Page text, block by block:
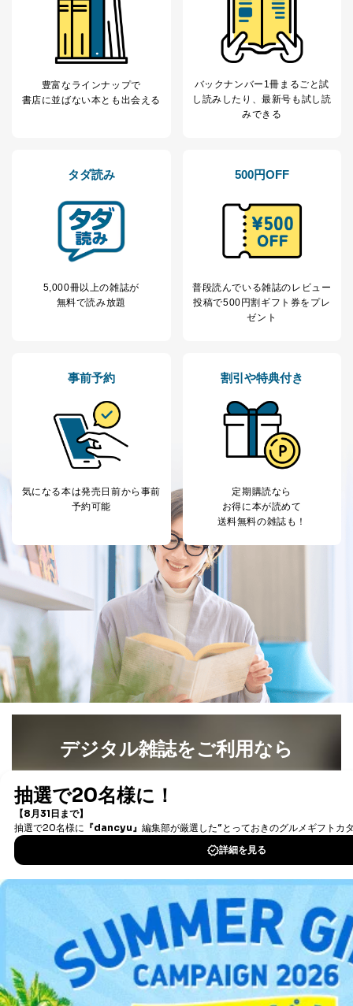
豊富なラインナップで
書店に並ばない本とも出会える
バックナンバー1冊まるごと試
し読み したり、最新号も試し読
みできる
タダ読み
5,000冊以上の雑誌が
無料で読み放題
500円OFF
普段読んでいる雑誌のレビュー
投稿で500円割ギフト券をプレ
ゼント
事前予約
気になる本は発売日前から事前
予約可能
割引や特典付き
定期購読なら
お得に本が読めて
送料無料の雑誌も！
デジタル雑誌をご利用なら
書籍）が無料で読み放題！
DOWNLOAD FOR IOS
DOWNLOAD FOR ANDROID
ご利用方法はこちら